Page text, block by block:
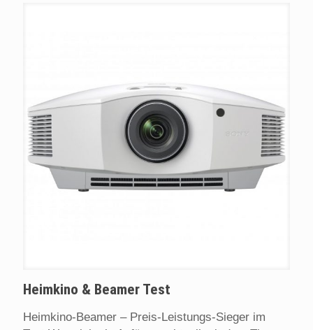
Heimkino & Beamer Test
Heimkino-Beamer – Preis-Leistungs-Sieger im